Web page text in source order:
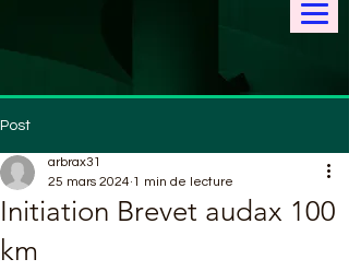
Post
Initiation Brevet audax 100
km
arbrax31
25 mars 2024 1 min de lecture